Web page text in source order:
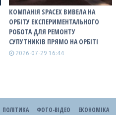
КОМПАНІЯ SPACEX ВИВЕЛА НА
ОРБІТУ ЕКСПЕРИМЕНТАЛЬНОГО
РОБОТА ДЛЯ РЕМОНТУ
СУПУТНИКІВ ПРЯМО НА ОРБІТІ
2026-07-29 16:44
ПОЛІТИКА ФОТО-ВІДЕО ЕКОНОМІКА